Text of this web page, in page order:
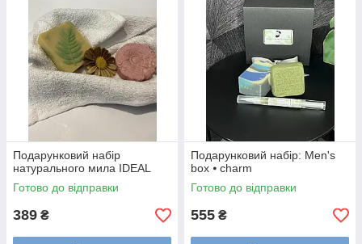
Подарунковий набір
натурального мила IDEAL
Готово до відправки
389 ₴
Подарунковий набір: Men's
box ⦁ charm
Готово до відправки
555 ₴